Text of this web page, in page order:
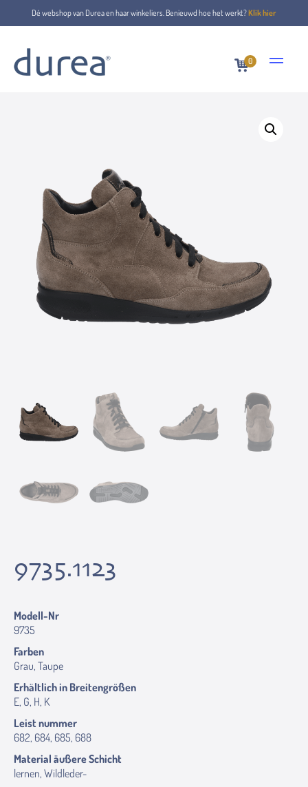
Dé webshop van Durea en haar winkeliers. Benieuwd hoe het werkt?Klik hier
0
Home Schnürstiefel
9735.1123
Modell-Nr
9735
Farben
Grau, Taupe
Erhältlich in Breitengrößen
E, G, H, K
Leist nummer
682, 684, 685, 688
Material äußere Schicht
lernen, Wildleder-